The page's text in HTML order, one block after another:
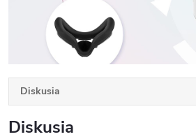
Diskusia
Diskusia